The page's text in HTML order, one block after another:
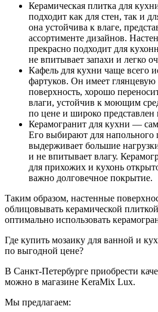
Керамическая плитка для
подходит как для стен, так и
она устойчива к влаге,
ассортименте дизайнов.
прекрасно подходит для
не впитывает запахи и легко
Кафель для кухни чаще всего
фартуков. Он имеет
поверхность, хорошо
влаги, устойчив к моющим
по цене и широко представлен
Керамогранит для кухни —
Его выбирают для напольного
выдерживает большие
и не впитывает влагу.
для прихожих и кухонь
важно долговечное покрытие.
Таким образом, настенные
облицовывать керамической
оптимально использовать
Где купить мозаику для ванной и
по выгодной цене?
В Санкт-Петербурге приобрести
можно в магазине KeraMix Lux.
Мы предлагаем: